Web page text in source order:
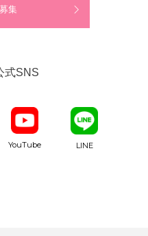
集
式SNS
YouTube LINE